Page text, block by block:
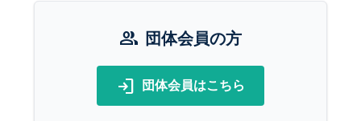
group 団体会員の方
login 団体会員はこちら